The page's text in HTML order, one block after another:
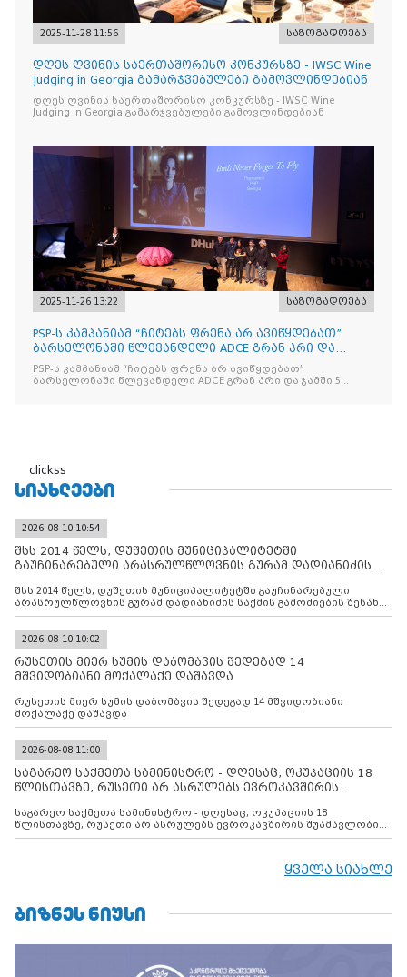
2025-11-28 11:56 საზოგადოება
დღეს ღვინის საერთაშორისო კონკურსზე - IWSC Wine
Judging in Georgia გამარჯვებულები გამოვლინდებიან
დღეს ღვინის საერთაშორისო კონკურსზე - IWSC Wine
Judging in Georgia გამარჯვებულები გამოვლინდებიან
2025-11-26 13:22 საზოგადოება
PSP-ს კამპანიამ “ჩიტებს ფრენა არ ავიწყდებათ”
ბარსელონაში წლევანდელი ADCE გრან პრი და
ჯამში 5 ჯილდო მ
PSP-ს კამპანიამ “ჩიტებს ფრენა არ ავიწყდებათ”
ბარსელონაში წლევანდელი ADCE გრან პრი და ჯამში 5
clickss
ᲡᲘᲐᲮᲚᲔᲔᲑᲘ
2026-08-10 10:54
შსს 2014 წელს, დუშეთის მუნიციპალიტეტში
გაუჩინარებული არასრულწლოვნის გურამ დადიანიძის
შსს 2014 წელს, დუშეთის მუნიციპალიტეტში გაუჩინარებული
არასრულწლოვნის გურამ დადიანიძის საქმის გამოძიების შესახებ
ინფორმაციას ავრცელებს
2026-08-10 10:02
რუსეთის მიერ სუმის დაბომბვის შედეგად 14
მშვიდობიანი მოქალაქე დაშავდა
რუსეთის მიერ სუმის დაბომბვის შედეგად 14 მშვიდობიანი
მოქალაქე დაშავდა
2026-08-08 11:00
საგარეო საქმეთა სამინისტრო - დღესაც, ოკუპაციის 18
წლისთავზე, რუსეთი არ ასრულებს ევროკავშირის
საგარეო საქმეთა სამინისტრო - დღესაც, ოკუპაციის 18
წლისთავზე, რუსეთი არ ასრულებს ევროკავშირის შუამავლობით
დადებულ 2008 წლის 12 აგვისტოს ცეცხლის შეწყვეტის
მილიტარიზაციის პროცესს და აქტიურად დგამს ნაბიჯებს მათი
ყველა სიახლე
ᲑᲘᲖᲜᲔᲡ ᲜᲘᲣᲡᲘ